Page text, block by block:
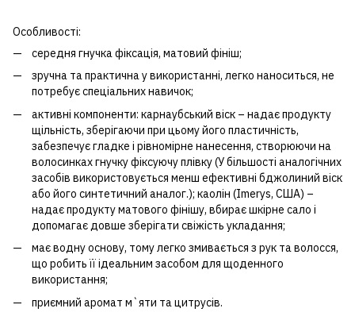
Особливості:
середня гнучка фіксація, матовий фініш;
зручна та практична у використанні, легко наноситься, не
потребує спеціальних навичок;
активні компоненти: карнаубський віск – надає продукту
щільність, зберігаючи при цьому його пластичність,
забезпечує гладке і рівномірне нанесення, створюючи на
волосинках гнучку фіксуючу плівку (У більшості аналогічних
засобів використовується менш ефективні бджолиний віск
або його синтетичний аналог.); каолін (Imerys, США) –
надає продукту матового фінішу, вбирає шкірне сало і
допомагає довше зберігати свіжість укладання;
має водну основу, тому легко змивається з рук та волосся,
що робить її ідеальним засобом для щоденного
використання;
приємний аромат м`яти та цитрусів.